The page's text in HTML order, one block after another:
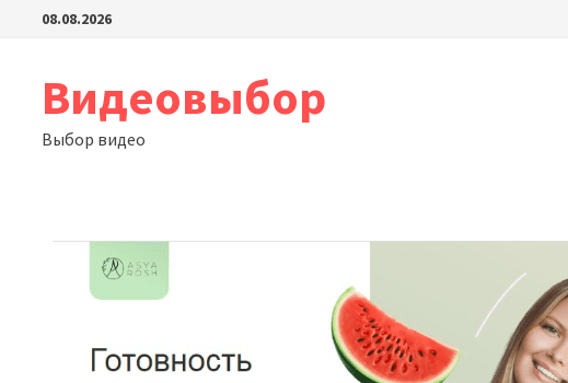
Перейти08.08.2026
Видеовыбор
Выбор видео